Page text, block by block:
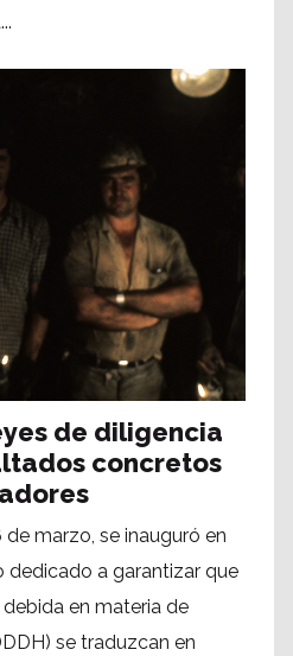
de diligencia
concretos
de marzo, se inauguró en
dedicado a garantizar que
en materia de
se traduzcan en